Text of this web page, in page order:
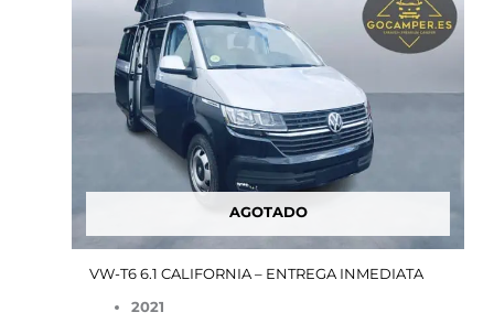
AGOTADO
VW-T6 6.1 CALIFORNIA – ENTREGA INMEDIATA
2021